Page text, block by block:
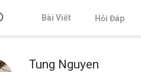
Bài Viết Hỏi Đáp
Tung Nguyen